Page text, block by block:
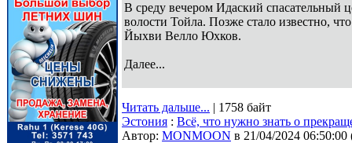
В среду вечером Идаский спасательный
волости Тойла. Позже стало известно,
Йыхви Велло Юхков.
Далее...
Читать дальше... | 1758 байт
Эстония : Всё, что нужно знать о
Автор: MONMOON в 21/04/2024 06:50:00